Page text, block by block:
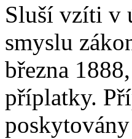
Sluší vzíti v
smyslu
března
příplatky.